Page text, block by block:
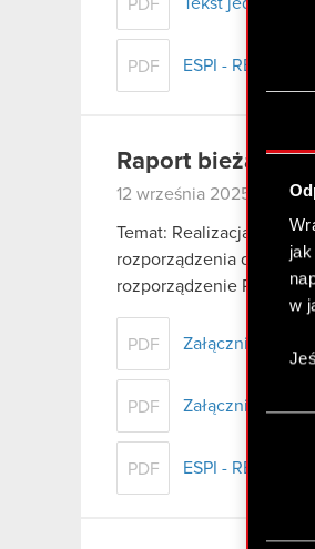
w
PDF
PDF ESPI - RB 16/2025
Raport bieżący
12 września 2025
Temat: Realizacja i
rozporządzenia
rozporządzenie
PDF Załącznik 1 -
PDF Załącznik 2 -
PDF ESPI - RB 15/2025